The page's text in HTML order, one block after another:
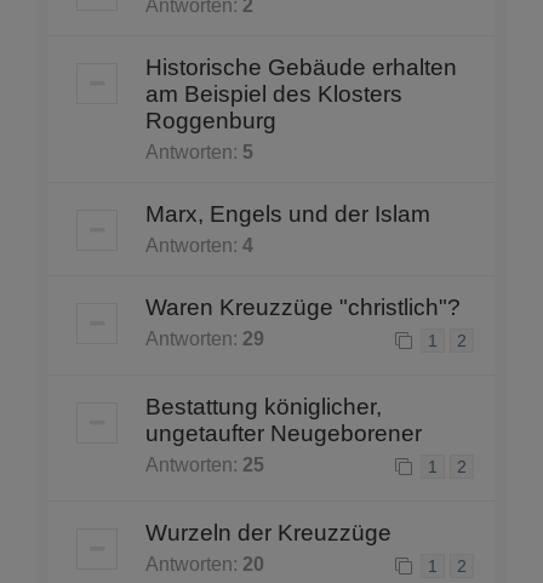
Antworten: 2
Historische Gebäude erhalten
am Beispiel des Klosters
Roggenburg
Antworten: 5
Marx, Engels und der Islam
Antworten: 4
Waren Kreuzzüge "christlich"?
Antworten: 29 1 2
Bestattung königlicher,
ungetaufter Neugeborener
Antworten: 25 1 2
Wurzeln der Kreuzzüge
Antworten: 20 1 2